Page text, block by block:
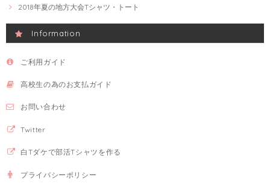
2018年夏の地方大会Tシャツ・トート
Information
ご利用ガイド
高校生の為のお支払ガイド
お問い合わせ
Twitter
白Tダケで部活Tシャツを作る
プライバシーポリシー